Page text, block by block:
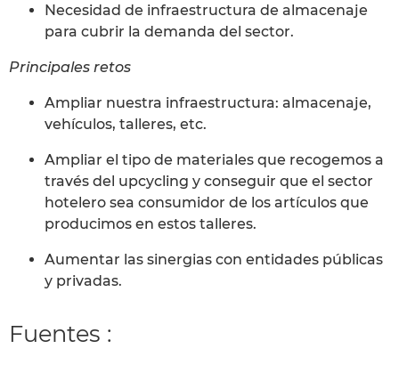
Necesidad de infraestructura de almacenaje
para cubrir la demanda del sector.
Principales retos
Ampliar nuestra infraestructura: almacenaje,
vehículos, talleres, etc.
Ampliar el tipo de materiales que recogemos a
través del upcycling y conseguir que el sector
hotelero sea consumidor de los artículos que
producimos en estos talleres.
Aumentar las sinergias con entidades públicas
y privadas.
Fuentes :